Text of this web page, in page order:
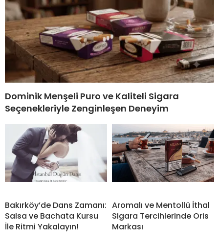
Dominik Menşeli Puro ve Kaliteli Sigara
Seçenekleriyle Zenginleşen Deneyim
Bakırköy’de Dans Zamanı:
Salsa ve Bachata Kursu
İle Ritmi Yakalayın!
Aromalı ve Mentollü İthal
Sigara Tercihlerinde Oris
Markası